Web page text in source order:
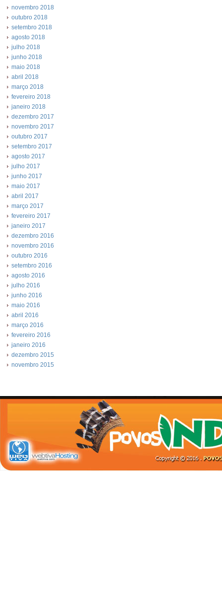
novembro 2018
outubro 2018
setembro 2018
agosto 2018
julho 2018
junho 2018
maio 2018
abril 2018
março 2018
fevereiro 2018
janeiro 2018
dezembro 2017
novembro 2017
outubro 2017
setembro 2017
agosto 2017
julho 2017
junho 2017
maio 2017
abril 2017
março 2017
fevereiro 2017
janeiro 2017
dezembro 2016
novembro 2016
outubro 2016
setembro 2016
agosto 2016
julho 2016
junho 2016
maio 2016
abril 2016
março 2016
fevereiro 2016
janeiro 2016
dezembro 2015
novembro 2015